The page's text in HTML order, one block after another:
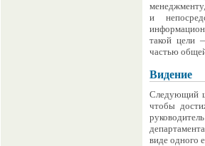
и
такой цели
частью
Видение
Следующий
чтобы
виде одного